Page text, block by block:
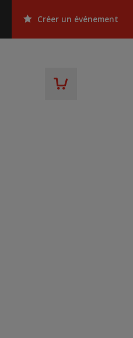
Créer un événement